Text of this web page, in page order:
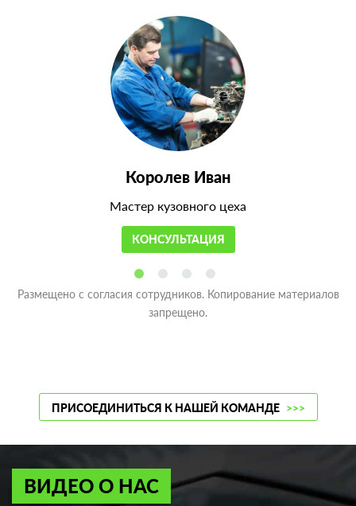
Королев Иван
Мастер кузовного цеха
КОНСУЛЬТАЦИЯ
Размещено с согласия сотрудников. Копирование материалов
запрещено.
ПРИСОЕДИНИТЬСЯ К НАШЕЙ КОМАНДЕ >>>
ВИДЕО О НАС